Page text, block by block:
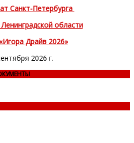
Санкт-Петербурга
области
Драйв 2026»
2026 г.